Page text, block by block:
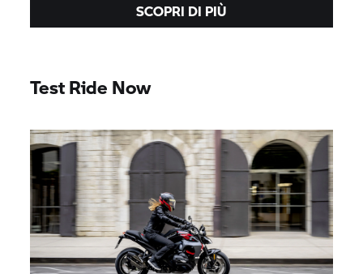
SCOPRI DI PIÙ
Test Ride Now